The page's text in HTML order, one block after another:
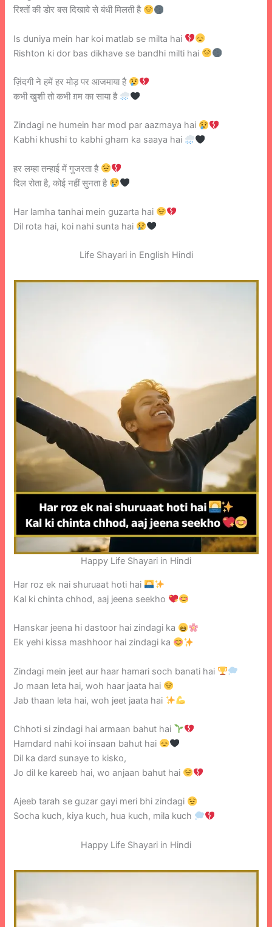
रिश्तों की डोर बस दिखावे से बंधी मिलती है
Is duniya mein har koi matlab se milta hai
Rishton ki dor bas dikhave se bandhi milti hai
ज़िंदगी ने हमें हर मोड़ पर आजमाया है
कभी खुशी तो कभी ग़म का साया है
Zindagi ne humein har mod par aazmaya hai
Kabhi khushi to kabhi gham ka saaya hai
हर लम्हा तन्हाई में गुजरता है
दिल रोता है, कोई नहीं सुनता है
Har lamha tanhai mein guzarta hai
Dil rota hai, koi nahi sunta hai
Life Shayari in English Hindi
Happy Life Shayari in Hindi
Har roz ek nai shuruaat hoti hai
Kal ki chinta chhod, aaj jeena seekho
Hanskar jeena hi dastoor hai zindagi ka
Ek yehi kissa mashhoor hai zindagi ka
Zindagi mein jeet aur haar hamari soch banati hai
Jo maan leta hai, woh haar jaata hai
Jab thaan leta hai, woh jeet jaata hai
Chhoti si zindagi hai armaan bahut hai
Hamdard nahi koi insaan bahut hai
Dil ka dard sunaye to kisko,
Jo dil ke kareeb hai, wo anjaan bahut hai
Ajeeb tarah se guzar gayi meri bhi zindagi
Socha kuch, kiya kuch, hua kuch, mila kuch
Happy Life Shayari in Hindi